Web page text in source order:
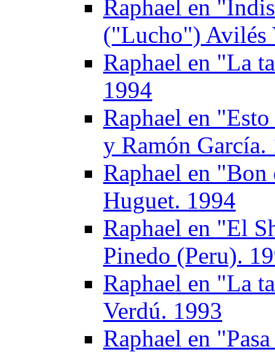
Raphael en
("Lucho") Avilés
Raphael en "La
1994
Raphael en
y Ramón García.
Raphael en
Huguet. 1994
Raphael en "El
Pinedo (Peru).
Raphael en "La
Verdú. 1993
Raphael en